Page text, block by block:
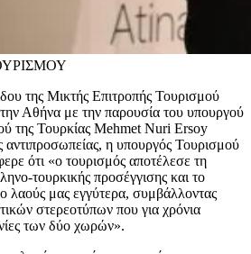
της Μικτής Επιτροπής Τουρισμού
Αθήνα με την παρουσία του υπουργού
της Τουρκίας Mehmet Nuri Ersoy
αντιπροσωπείας, η υπουργός Τουρισμού
ότι «ο τουρισμός αποτέλεσε τη
τουρκικής προσέγγισης και το
λαούς μας εγγύτερα, συμβάλλοντας
στερεοτύπων που για χρόνια
των δύο χωρών».